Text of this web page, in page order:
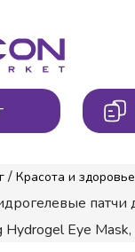
/ Красота и здоровье
Hydrogel Eye